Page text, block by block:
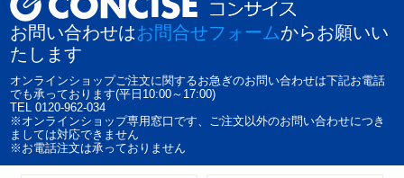
お問い合わせはお問合せフォームからお願いい
たします
オンラインショップご注文に関するお急ぎのお問い合わせは下記お電話
でも承っております(平日10:00～17:00)
TEL 0120-962-034
※オンラインショップ専用窓口です、ご注文以外のお問い合わせにつき
ましては対応できません
※お電話注文は承っておりません